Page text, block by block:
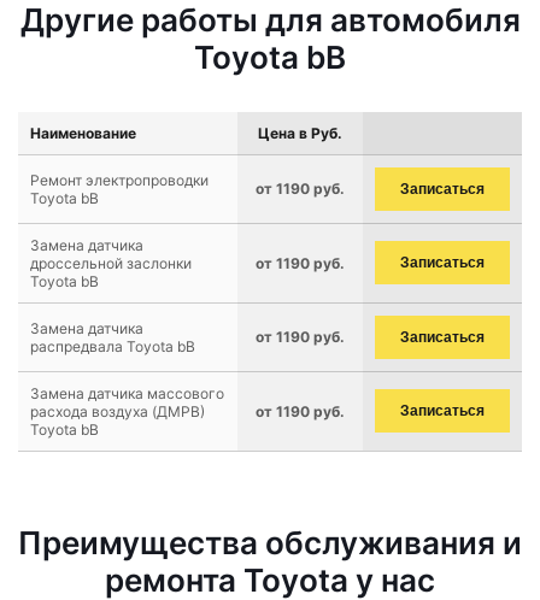
Другие работы для автомобиля
Toyota bB
Наименование Цена в Руб.
Ремонт электропроводки
Toyota bB
от 1190 руб. Записаться
Замена датчика
дроссельной заслонки
Toyota bB
от 1190 руб. Записаться
Замена датчика
распредвала Toyota bB
от 1190 руб. Записаться
Замена датчика массового
расхода воздуха (ДМРВ)
Toyota bB
от 1190 руб. Записаться
Преимущества обслуживания и
ремонта Toyota у нас